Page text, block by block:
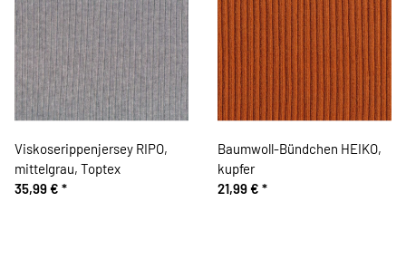
Viskoserippenjersey RIPO,
mittelgrau, Toptex
35,99 € *
Baumwoll-Bündchen HEIKO,
kupfer
21,99 € *